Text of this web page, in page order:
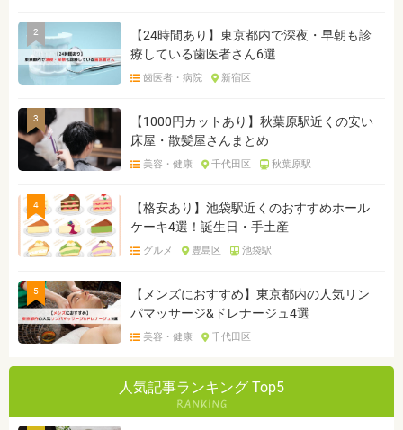
2
【24時間あり】東京都内で深夜・早朝も診
療している歯医者さん6選
歯医者・病院 新宿区
3
【1000円カットあり】秋葉原駅近くの安い
床屋・散髪屋さんまとめ
美容・健康 千代田区 秋葉原駅
4
【格安あり】池袋駅近くのおすすめホール
ケーキ4選！誕生日・手土産
グルメ 豊島区 池袋駅
5
【メンズにおすすめ】東京都内の人気リン
パマッサージ&ドレナージュ4選
美容・健康 千代田区
人気記事ランキング Top5